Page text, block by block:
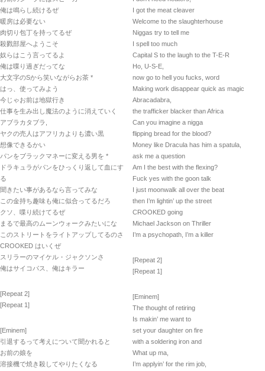
俺は鳴らし続けるぜ
暖房は必要ない
肉切り包丁を持ってるぜ
殺戮部屋へようこそ
奴らはこう言ってるよ
俺は喋り過ぎだってな
大文字のSから笑いながらお茶 *
はっ、使ってみよう
今じゃお前は地獄行き
仕事を生み出し魔法のように消えていく
アブラカタブラ,
ヤクの売人はアフリカよりも濃い黒
想像できるかい
パンをブラックマネーに変える男を *
ドラキュラがパンをひっくり返して血にす
る
聞きたい事があるなら言ってみな
この金持ち趣味も俺に似合ってるだろ
クソ、喋り続けてるぜ
まるで最高のムーンウォークみたいにな
このストリートをライトアップしてるのさ
CROOKED はいくぜ
スリラーのマイケル・ジャクソンさ
俺はサイコパス、俺はキラー
[Repeat 2]
[Repeat 1]
[Eminem]
引退するって考えについて聞かれると
お前の娘を
溶接機で焼き殺してやりたくなる
I got the meat cleaver
Welcome to the slaughterhouse
Niggas try to tell me
I spell too much
Capital S to the laugh to the T-E-R
Ho, U-S-E,
now go to hell you fucks, word
Making work disappear quick as magic
Abracadabra,
the trafficker blacker than Africa
Can you imagine a nigga
flipping bread for the blood?
Money like Dracula has him a spatula,
ask me a question
Am I the best with the flexing?
Fuck yes with the goon talk
I just moonwalk all over the beat
then I’m lightin’ up the street
CROOKED going
Michael Jackson on Thriller
I’m a psychopath, I’m a killer
[Repeat 2]
[Repeat 1]
[Eminem]
The thought of retiring
Is makin’ me want to
set your daughter on fire
with a soldering iron and
What up ma,
I’m applyin’ for the rim job,